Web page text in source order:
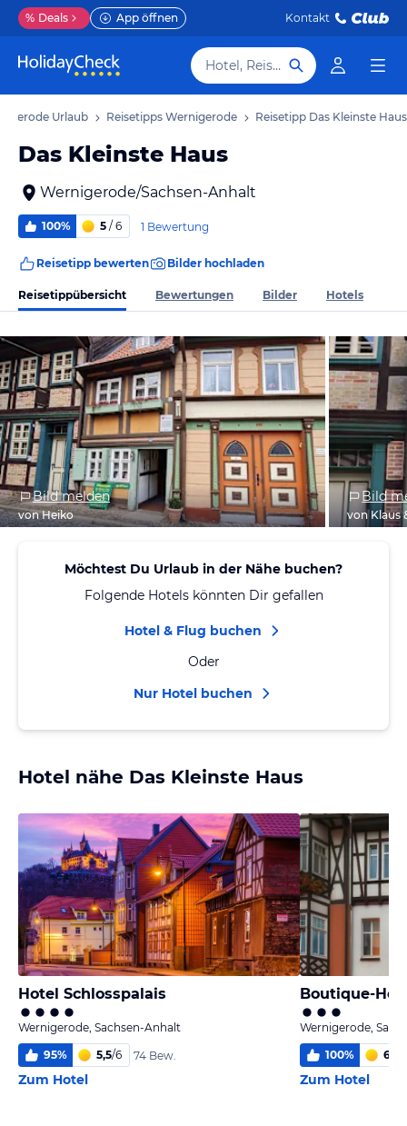
% Deals App öffnen Kontakt
Hotel, Reiseziel
Urlaub Reisetipps Wernigerode Reisetipp Das Kleinste Haus
Das Kleinste Haus
Wernigerode/Sachsen-Anhalt
100% 5 / 6 1 Bewertung
Reisetipp bewerten Bilder hochladen
Reisetippübersicht Bewertungen Bilder Hotels
Bild melden
von Heiko
Bild
von Klaus
Möchtest Du Urlaub in der Nähe buchen?
Folgende Hotels könnten Dir gefallen
Hotel & Flug buchen
Oder
Nur Hotel buchen
Hotel nähe Das Kleinste Haus
Hotel Schlosspalais
Wernigerode, Sachsen-Anhalt
95% 5,5/6 74 Bew.
Zum Hotel
Boutique-
Wernigerode,
100% 6,0
Zum Hotel